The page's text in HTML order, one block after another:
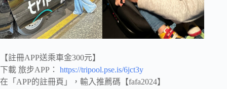
【註冊APP送乘車金300元】
下載 旅步APP： https://tripool.pse.is/6jct3y
在「APP的註冊頁」，輸入推薦碼【fafa2024】